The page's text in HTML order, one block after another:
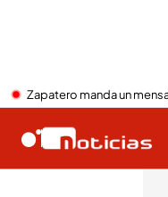
Zapatero manda un